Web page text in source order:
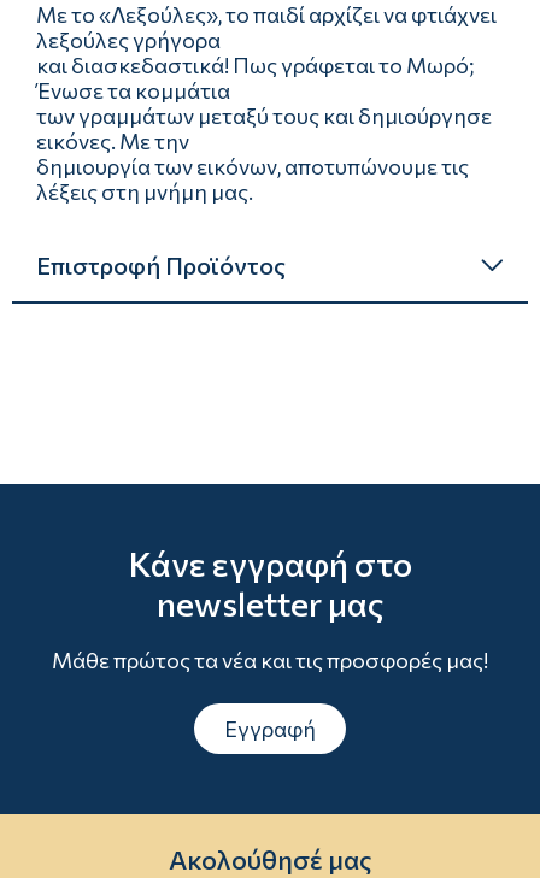
Με το «Λεξούλες», το παιδί αρχίζει να φτιάχνει
λεξούλες γρήγορα
και διασκεδαστικά! Πως γράφεται το Μωρό;
Ένωσε τα κομμάτια
των γραμμάτων μεταξύ τους και δημιούργησε
εικόνες. Με την
δημιουργία των εικόνων, αποτυπώνουμε τις
λέξεις στη μνήμη μας.
Επιστροφή Προϊόντος
Κάνε εγγραφή στο
newsletter μας
Μάθε πρώτος τα νέα και τις προσφορές μας!
Εγγραφή
Ακολούθησέ μας